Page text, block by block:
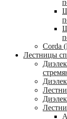
Corda
Лестницы